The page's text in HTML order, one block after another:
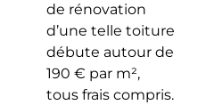
de rénovation
d’une telle toiture
débute autour de
190 € par m²,
tous frais compris.